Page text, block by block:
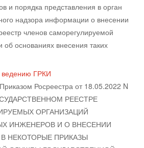
и порядка представления в орган
надзора информации о внесении
членов саморегулируемой
об основаниях внесения таких
ведению ГРКИ
Приказом Росреестра от 18.05.2022 N
РЕЕСТРЕ
ОРГАНИЗАЦИЙ
ИНЖЕНЕРОВ И О ВНЕСЕНИИ
НЕКОТОРЫЕ ПРИКАЗЫ